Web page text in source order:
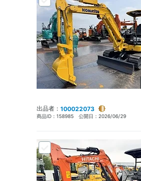
出品者： 100022073
商品ID： 158985 公開日： 2026/06/29